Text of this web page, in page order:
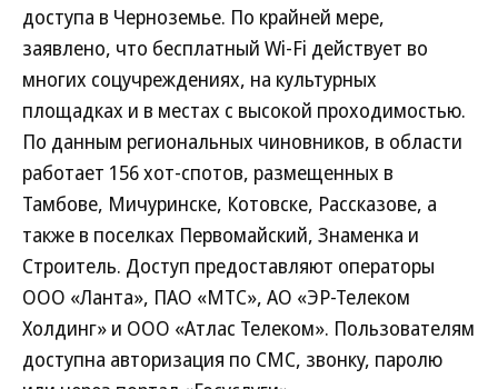
доступа в Черноземье. По крайней мере,
заявлено, что бесплатный Wi-Fi действует во
многих соцучреждениях, на культурных
площадках и в местах с высокой проходимостью.
По данным региональных чиновников, в области
работает 156 хот-спотов, размещенных в
Тамбове, Мичуринске, Котовске, Рассказове, а
также в поселках Первомайский, Знаменка и
Строитель. Доступ предоставляют операторы
ООО «Ланта», ПАО «МТС», АО «ЭР-Телеком
Холдинг» и ООО «Атлас Телеком». Пользователям
доступна авторизация по СМС, звонку, паролю